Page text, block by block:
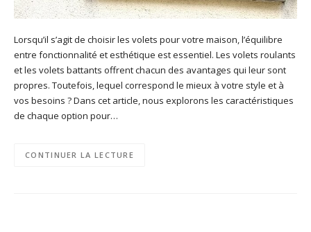
Lorsqu’il s’agit de choisir les volets pour votre maison, l’équilibre
entre fonctionnalité et esthétique est essentiel. Les volets roulants
et les volets battants offrent chacun des avantages qui leur sont
propres. Toutefois, lequel correspond le mieux à votre style et à
vos besoins ? Dans cet article, nous explorons les caractéristiques
de chaque option pour…
CONTINUER LA LECTURE